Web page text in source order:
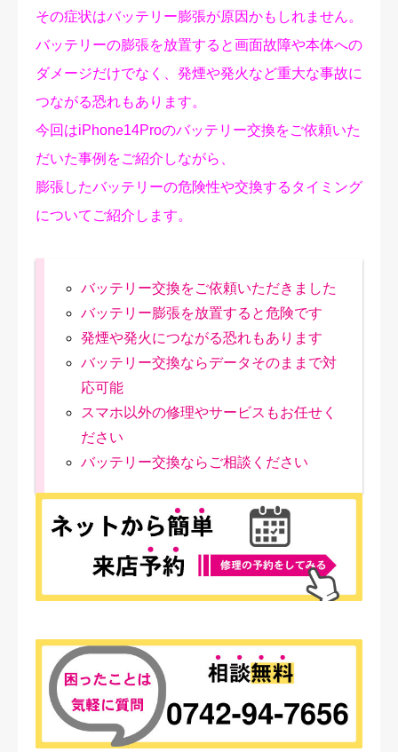
その症状はバッテリー膨張が原因かもしれません。
バッテリーの膨張を放置すると画面故障や本体への
ダメージだけでなく、発煙や発火など重大な事故に
つながる恐れもあります。
今回はiPhone14Proのバッテリー交換をご依頼いた
だいた事例をご紹介しながら、
膨張したバッテリーの危険性や交換するタイミング
についてご紹介します。
バッテリー交換をご依頼いただきました
バッテリー膨張を放置すると危険です
発煙や発火につながる恐れもあります
バッテリー交換ならデータそのままで対
応可能
スマホ以外の修理やサービスもお任せく
ださい
バッテリー交換ならご相談ください